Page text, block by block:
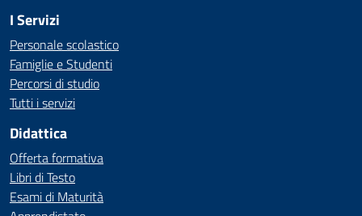
I Servizi
Personale scolastico
Famiglie e Studenti
Percorsi di studio
Tutti i servizi
Didattica
Offerta formativa
Libri di Testo
Esami di Maturità